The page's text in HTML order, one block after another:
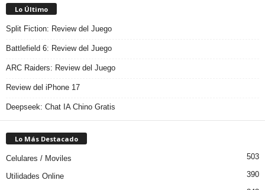
Lo Último
Split Fiction: Review del Juego
Battlefield 6: Review del Juego
ARC Raiders: Review del Juego
Review del iPhone 17
Deepseek: Chat IA Chino Gratis
Lo Más Destacado
Celulares / Moviles 503
Utilidades Online 390